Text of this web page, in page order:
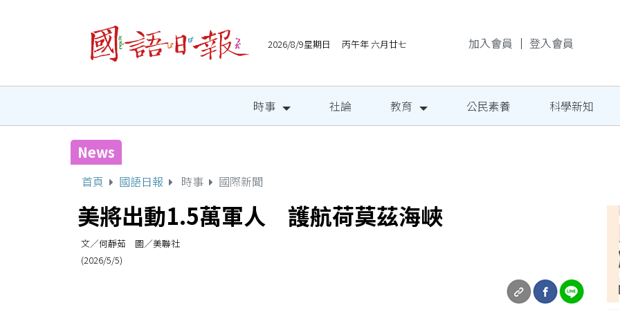
2026/8/9星期日 丙午年 六月廿七 加入會員 ｜ 登入會員
時事 社論 教育 公民素養 科學新知
News
首頁 國語日報 時事 國際新聞
美將出動1.5萬軍人 護航荷莫茲海峽
文／何靜茹 圖／美聯社
(2026/5/5)